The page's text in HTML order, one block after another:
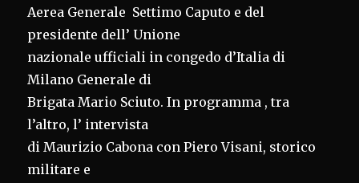
Aerea Generale Settimo Caputo e del
presidente dell’ Unione
nazionale ufficiali in congedo d’Italia di
Milano Generale di
Brigata Mario Sciuto. In programma , tra
l’altro, l’ intervista
di Maurizio Cabona con Piero Visani, storico
militare e